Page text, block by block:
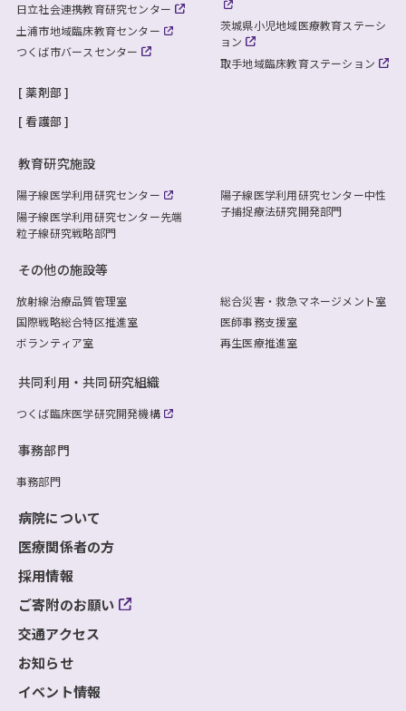
日立社会連携教育研究センター
土浦市地域臨床教育センター
つくば市バースセンター
茨城県小児地域医療教育ステーシ
ョン
取手地域臨床教育ステーション
薬剤部
看護部
教育研究施設
陽子線医学利用研究センター
陽子線医学利用研究センター先端
粒子線研究戦略部門
陽子線医学利用研究センター中性
子捕捉療法研究開発部門
その他の施設等
放射線治療品質管理室
国際戦略総合特区推進室
ボランティア室
総合災害・救急マネージメント室
医師事務支援室
再生医療推進室
共同利用・共同研究組織
つくば臨床医学研究開発機構
事務部門
事務部門
病院について
医療関係者の方
採用情報
ご寄附のお願い
交通アクセス
お知らせ
イベント情報